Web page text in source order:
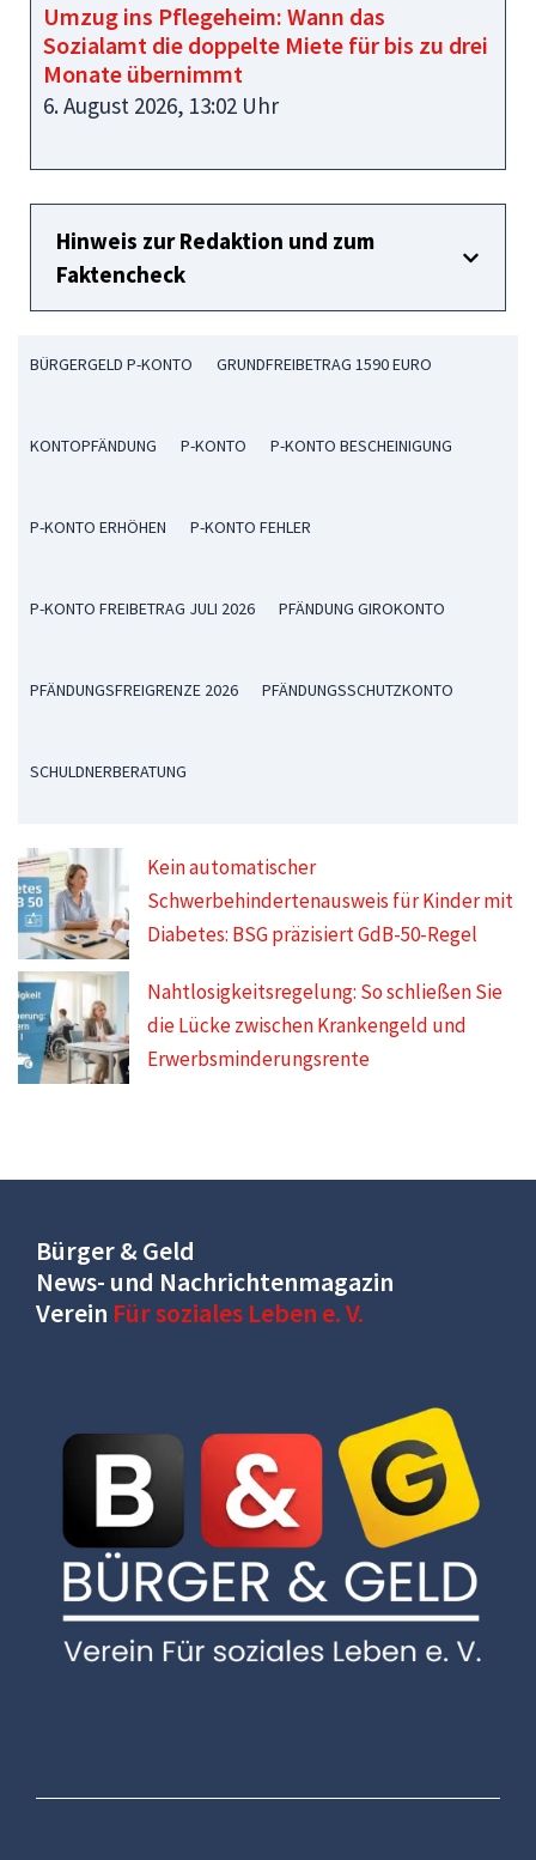
Umzug ins Pflegeheim: Wann das
Sozialamt die doppelte Miete für bis zu drei
Monate übernimmt
6. August 2026, 13:02 Uhr
Hinweis zur Redaktion und zum
Faktencheck
BÜRGERGELD P-KONTO GRUNDFREIBETRAG 1590 EURO
KONTOPFÄNDUNG P-KONTO P-KONTO BESCHEINIGUNG
P-KONTO ERHÖHEN P-KONTO FEHLER
P-KONTO FREIBETRAG JULI 2026 PFÄNDUNG GIROKONTO
PFÄNDUNGSFREIGRENZE 2026 PFÄNDUNGSSCHUTZKONTO
SCHULDNERBERATUNG
Kein automatischer
Schwerbehindertenausweis für Kinder mit
Diabetes: BSG präzisiert GdB-50-Regel
Nahtlosigkeitsregelung: So schließen Sie
die Lücke zwischen Krankengeld und
Erwerbsminderungsrente
Bürger & Geld
News- und Nachrichtenmagazin
Verein Für soziales Leben e. V.